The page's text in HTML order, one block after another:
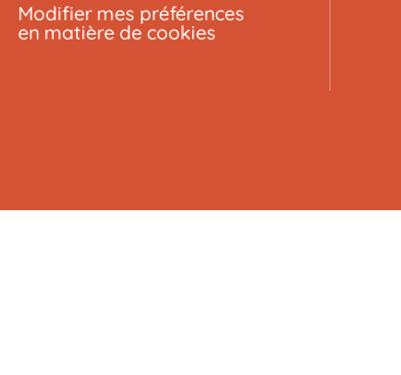
Modifier mes préférences
en matière de cookies